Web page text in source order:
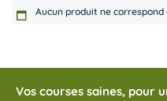
Aucun produit ne
Vos courses saines, pour